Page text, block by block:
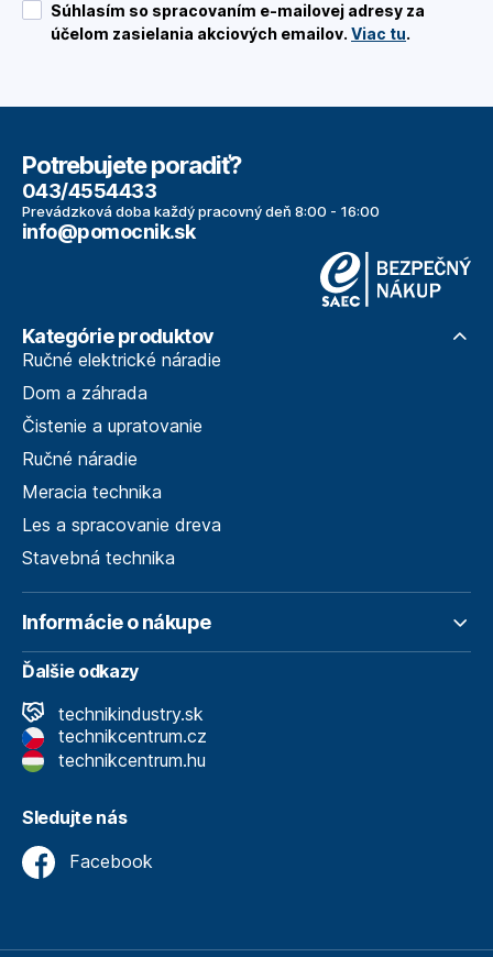
Súhlasím so spracovaním e-mailovej adresy za
účelom zasielania akciových emailov. Viac tu.
Potrebujete poradiť?
043/4554433
Prevádzková doba každý pracovný deň 8:00 - 16:00
info@pomocnik.sk
Kategórie produktov
Ručné elektrické náradie
Dom a záhrada
Čistenie a upratovanie
Ručné náradie
Meracia technika
Les a spracovanie dreva
Stavebná technika
Informácie o nákupe
Ďalšie odkazy
technikindustry.sk
technikcentrum.cz
technikcentrum.hu
Sledujte nás
Facebook